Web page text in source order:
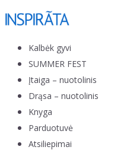
Skip to content
Kalbėk gyvi
SUMMER FEST
Įtaiga – nuotolinis
Drąsa – nuotolinis
Knyga
Parduotuvė
Atsiliepimai